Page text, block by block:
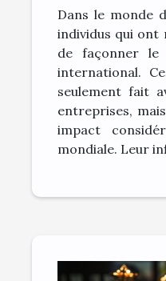
Dans le monde
individus qui ont
de façonner le
international.
seulement fait
entreprises,
impact
mondiale. Leur